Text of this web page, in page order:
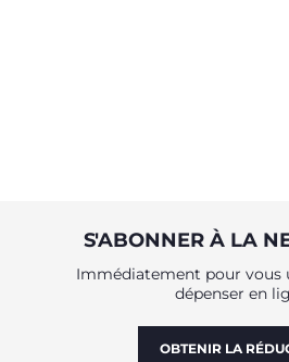
S'ABONNER À LA
Immédiatement pour vous
dépenser en
OBTENIR LA